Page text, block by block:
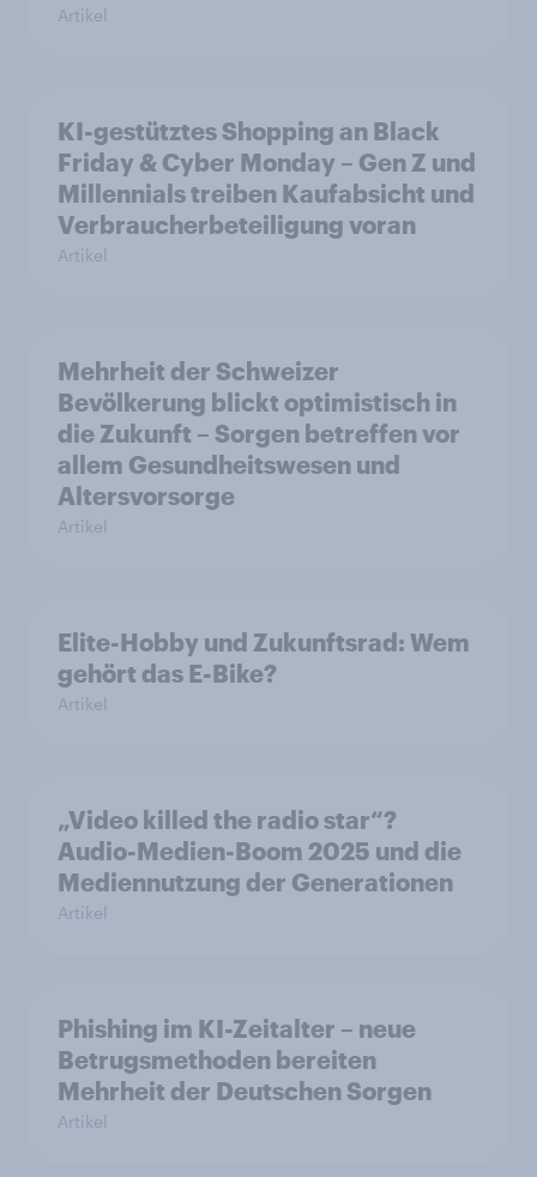
Artikel
KI-gestütztes Shopping an Black
Friday & Cyber Monday – Gen Z und
Millennials treiben Kaufabsicht und
Verbraucherbeteiligung voran
Artikel
Mehrheit der Schweizer
Bevölkerung blickt optimistisch in
die Zukunft – Sorgen betreffen vor
allem Gesundheitswesen und
Altersvorsorge
Artikel
Elite-Hobby und Zukunftsrad: Wem
gehört das E-Bike?
Artikel
„Video killed the radio star“?
Audio-Medien-Boom 2025 und die
Mediennutzung der Generationen
Artikel
Phishing im KI-Zeitalter – neue
Betrugsmethoden bereiten
Mehrheit der Deutschen Sorgen
Artikel